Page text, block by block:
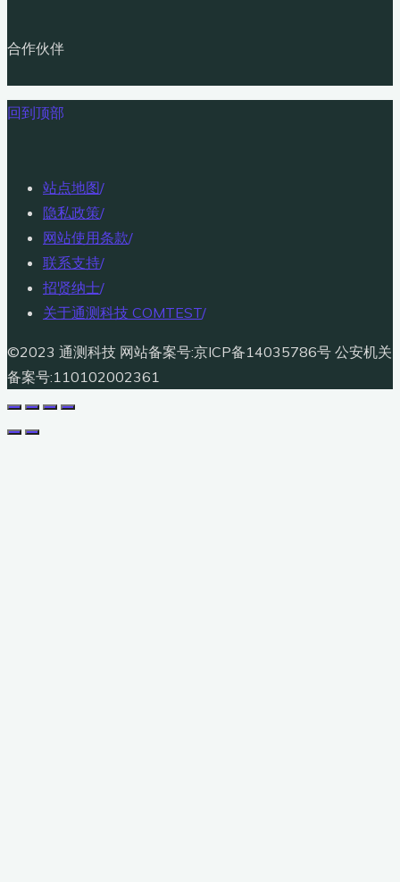
合作伙伴
回到顶部
站点地图/
隐私政策/
网站使用条款/
联系支持/
招贤纳士/
关于通测科技 COMTEST/
©2023 通测科技 网站备案号:京ICP备14035786号 公安机关
备案号:110102002361